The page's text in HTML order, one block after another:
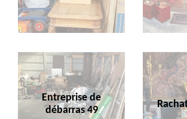
Entreprise de
débarras 49